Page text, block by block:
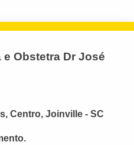
Obstetra Dr José
Centro, Joinville - SC